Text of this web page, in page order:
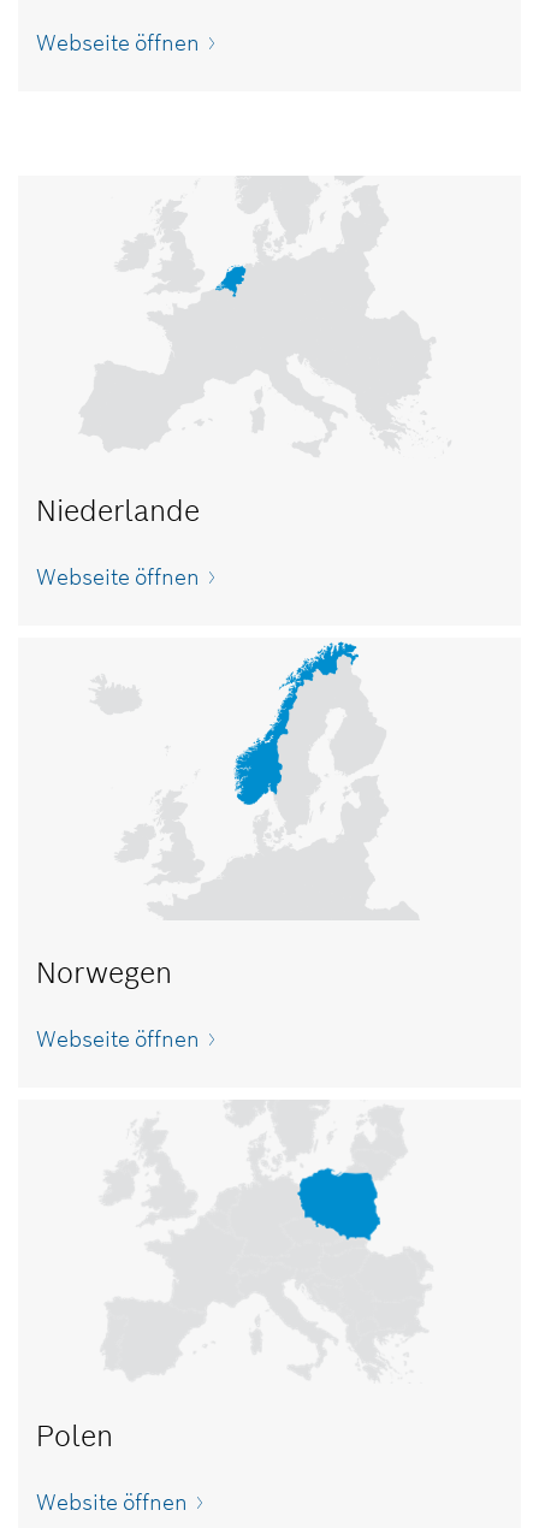
Webseite öffnen
Niederlande
Webseite öffnen
Norwegen
Webseite öffnen
Polen
Website öffnen